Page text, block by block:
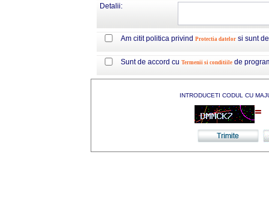
Detalii:
Am citit politica privind Protectia datelor si sunt
Sunt de accord cu Termenii si conditiile de
INTRODUCETI CODUL CU
=